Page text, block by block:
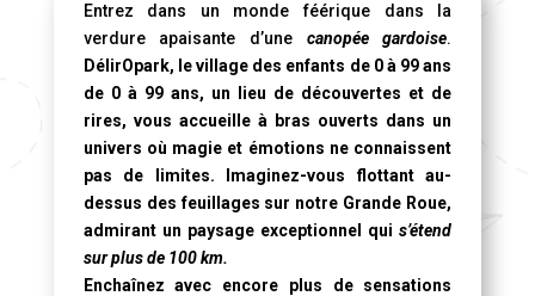
Entrez dans un monde féérique dans la
verdure apaisante d’une canopée gardoise.
DélirOpark, le village des enfants de 0 à 99 ans
de 0 à 99 ans, un lieu de découvertes et de
rires, vous accueille à bras ouverts dans un
univers où magie et émotions ne connaissent
pas de limites. Imaginez-vous flottant au-
dessus des feuillages sur notre Grande Roue,
admirant un paysage exceptionnel quis’étend
sur plus de 100 km.
Enchaînez avec encore plus de sensations